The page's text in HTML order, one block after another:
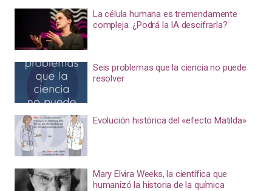
La célula humana es tremendamente
compleja. ¿Podrá la IA descifrarla?
Seis problemas que la ciencia no puede
resolver
Evolución histórica del «efecto Matilda»
Mary Elvira Weeks, la científica que
humanizó la historia de la química